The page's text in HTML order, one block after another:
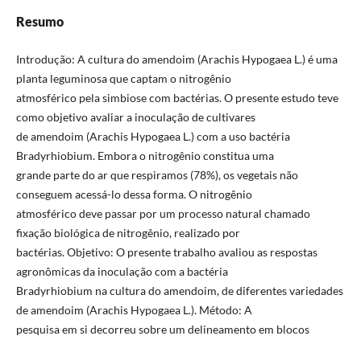
Resumo
Introdução: A cultura do amendoim (Arachis Hypogaea L.) é uma
planta leguminosa que captam o nitrogênio
atmosférico pela simbiose com bactérias. O presente estudo teve
como objetivo avaliar a inoculação de cultivares
de amendoim (Arachis Hypogaea L.) com a uso bactéria
Bradyrhiobium. Embora o nitrogênio constitua uma
grande parte do ar que respiramos (78%), os vegetais não
conseguem acessá-lo dessa forma. O nitrogênio
atmosférico deve passar por um processo natural chamado
fixação biológica de nitrogênio, realizado por
bactérias. Objetivo: O presente trabalho avaliou as respostas
agronômicas da inoculação com a bactéria
Bradyrhiobium na cultura do amendoim, de diferentes variedades
de amendoim (Arachis Hypogaea L.). Método: A
pesquisa em si decorreu sobre um delineamento em blocos